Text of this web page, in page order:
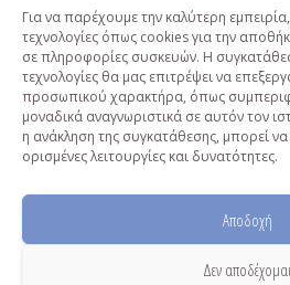
Για να παρέχουμε την καλύτερη
τεχνολογίες όπως cookies για την
σε πληροφορίες συσκευών. Η
τεχνολογίες θα μας επιτρέψει να
προσωπικού χαρακτήρα, όπως
μοναδικά αναγνωριστικά σε αυτόν τον
η ανάκληση της συγκατάθεσης, μπορεί
ορισμένες λειτουργίες και δυνατότητες.
Αποδοχή
Δεν αποδέχομαι
Πολιτική Cookies
Επικοινωνία
Επικοινωνία
+30 6940362482
info@fieldsofcolor.gr